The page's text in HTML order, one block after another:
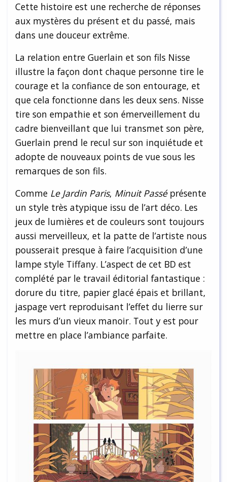
Cette histoire est une recherche de réponses
aux mystères du présent et du passé, mais
dans une douceur extrême.
La relation entre Guerlain et son fils Nisse
illustre la façon dont chaque personne tire le
courage et la confiance de son entourage, et
que cela fonctionne dans les deux sens. Nisse
tire son empathie et son émerveillement du
cadre bienveillant que lui transmet son père,
Guerlain prend le recul sur son inquiétude et
adopte de nouveaux points de vue sous les
remarques de son fils.
Comme Le Jardin Paris, Minuit Passéprésente
un style très atypique issu de l’art déco. Les
jeux de lumières et de couleurs sont toujours
aussi merveilleux, et la patte de l’artiste nous
pousserait presque à faire l’acquisition d’une
lampe style Tiffany. L’aspect de cet BD est
complété par le travail éditorial fantastique :
dorure du titre, papier glacé épais et brillant,
jaspage vert reproduisant l’effet du lierre sur
les murs d’un vieux manoir. Tout y est pour
mettre en place l’ambiance parfaite.